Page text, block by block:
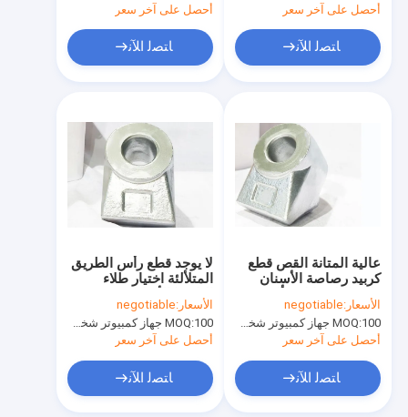
أحصل على آخر سعر
ﺎﺘﺼﻟ ﺍﻶﻧ
أحصل على آخر سعر
ﺎﺘﺼﻟ ﺍﻶﻧ
لا يوجد قطع رأس الطريق
المتلألئة اختيار طلاء
البلازما الأساسي 92HRC
الأسعار:negotiable
MOQ:100 جهاز كمبيوتر شخصى
أحصل على آخر سعر
ﺎﺘﺼﻟ ﺍﻶﻧ
عالية المتانة القص قطع
كربيد رصاصة الأسنان
طلاء البلازما لا متألقة
الأسعار:negotiable
MOQ:100 جهاز كمبيوتر شخصى
أحصل على آخر سعر
ﺎﺘﺼﻟ ﺍﻶﻧ